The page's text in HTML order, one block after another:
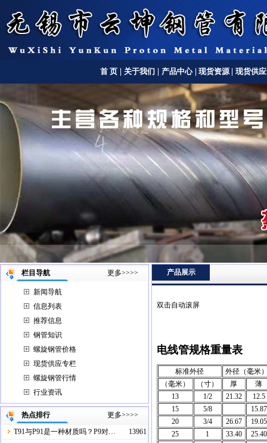
首 页| 关于我们 产品中心| 现货资源 现货供
栏目导航 更多>>>>
新闻导航
信息列表
推荐信息
钢管知识
螺旋钢管价格
现货供应专栏
螺旋钢管行情
行业资讯
热点排行
更多>>>>
T91与P91是一种材质吗？P9对…
13961
产品展示
双击自动滚屏
电线管规格重量表
标准外径
外径（毫米
（毫米）
（寸） 厚
薄
13
1/2 21.32
12.5
15
5/8
15.87
20
3/4 26.67
19.05
25
1 33.40
25.40